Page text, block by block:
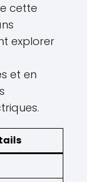
cette
explorer
et en